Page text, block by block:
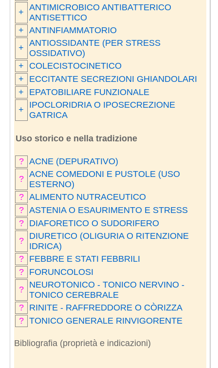
+ ANTIMICROBICO ANTIBATTERICO
ANTISETTICO
+ ANTINFIAMMATORIO
+ ANTIOSSIDANTE (PER STRESS
OSSIDATIVO)
+
COLECISTOCINETICO
+
ECCITANTE SECREZIONI GHIANDOLARI
+
EPATOBILIARE FUNZIONALE
+
IPOCLORIDRIA O IPOSECREZIONE
GATRICA
Uso storico e nella tradizione
? ACNE (DEPURATIVO)
? ACNE COMEDONI E PUSTOLE (USO
ESTERNO)
? ALIMENTO NUTRACEUTICO
? ASTENIA O ESAURIMENTO E STRESS
?
DIAFORETICO O SUDORIFERO
?
DIURETICO (OLIGURIA O RITENZIONE
IDRICA)
?
FEBBRE E STATI FEBBRILI
?
FORUNCOLOSI
?
NEUROTONICO - TONICO NERVINO -
TONICO CEREBRALE
?
RINITE - RAFFREDDORE O CÒRIZZA
? TONICO GENERALE RINVIGORENTE
Bibliografia (proprietà e indicazioni)